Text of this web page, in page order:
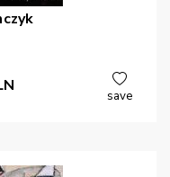
save